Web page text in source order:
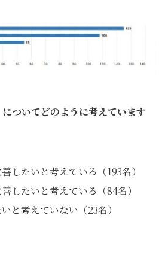
ついてどのように考えています
したいと考えている（193名）
したいと考えている（84名）
と考えていない（23名）